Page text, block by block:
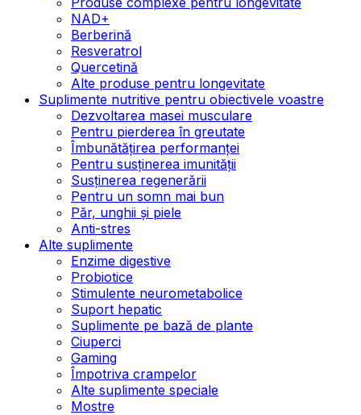
NAD+
Berberină
Resveratrol
Quercetină
Alte produse pentru longevitate
Suplimente nutritive pentru obiectivele voastre
Dezvoltarea masei musculare
Pentru pierderea în greutate
Îmbunătățirea performanței
Pentru susținerea imunității
Susținerea regenerării
Pentru un somn mai bun
Păr, unghii și piele
Anti-stres
Alte suplimente
Enzime digestive
Probiotice
Stimulente neurometabolice
Suport hepatic
Suplimente pe bază de plante
Ciuperci
Gaming
Împotriva crampelor
Alte suplimente speciale
Mostre